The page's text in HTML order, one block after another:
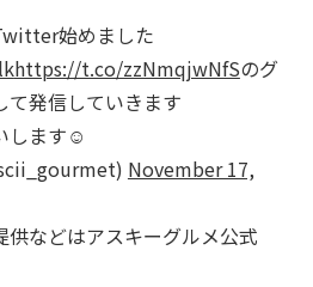
始めました
https://t.co/zzNmqjwNfSのグ
て発信していきます
します☺️
November 17,
などはアスキーグルメ公式